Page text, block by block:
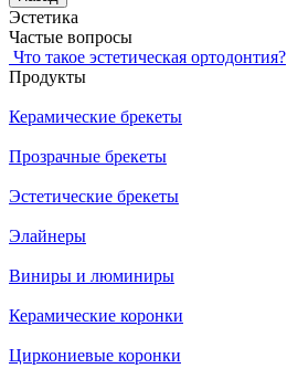
Эстетика
Частые вопросы
Что такое эстетическая ортодонтия?
Продукты
Керамические брекеты
Прозрачные брекеты
Эстетические брекеты
Элайнеры
Виниры и люминиры
Керамические коронки
Циркониевые коронки